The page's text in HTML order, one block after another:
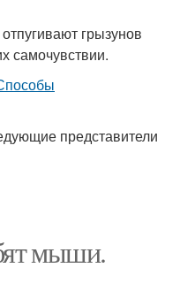
грызунов
самочувствии.
представители
мыши.